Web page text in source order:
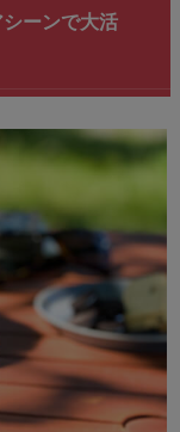
ーンで大活